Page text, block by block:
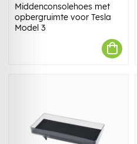
Middenconsolehoes met
opbergruimte voor Tesla
Model 3